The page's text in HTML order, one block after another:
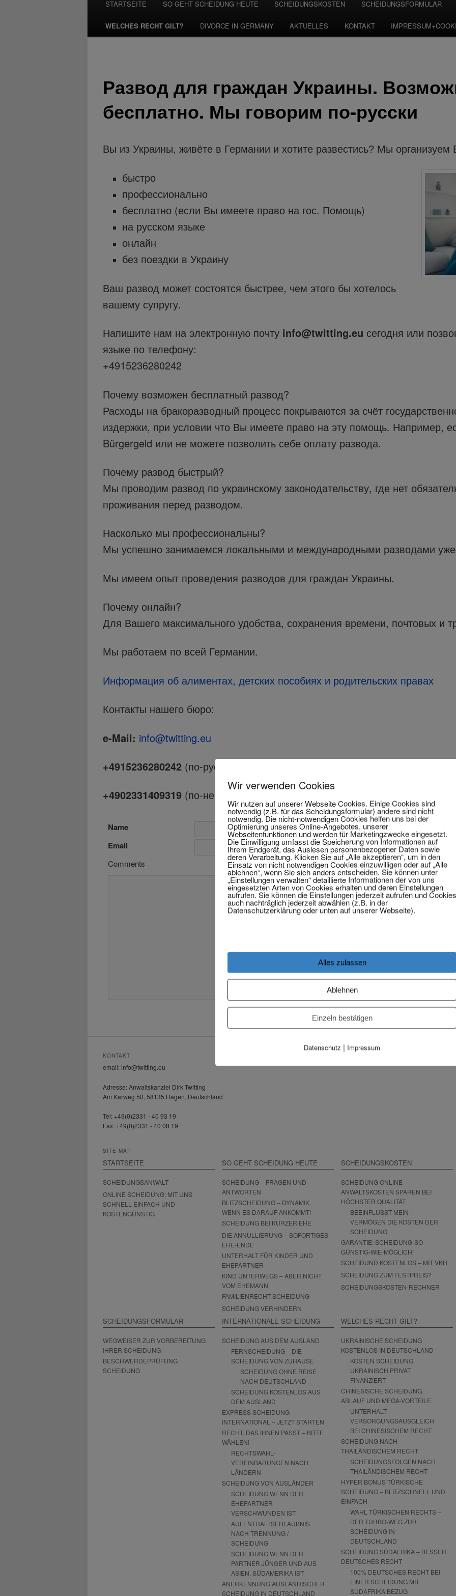
STARTSEITE SO GEHT SCHEIDUNG HEUTE SCHEIDUNGSKOSTEN SCHEIDUNGSFORMULAR
WELCHES RECHT GILT? DIVORCE IN GERMANY AKTUELLES KONTAKT
Развод для граждан Украины.
бесплатно. Мы говорим по-русски
Вы из Украины, живёте в Германии и хотите развестись? Мы
быстро
профессионально
бесплатно (если Вы имеете право на гос. Помощь)
на русском языке
онлайн
без поездки в Украину
Ваш развод может состоятся быстрее, чем этого бы хотелось
вашему супругу.
Напишите нам на электронную почту info@twitting.eu сегодня или
языке по телефону:
+4915236280242
Почему возможен бесплатный развод?
Расходы на бракоразводный процесс покрываются за счёт
издержки, при условии что Вы имеете право на эту помощь. Например,
Bürgergeld или не можете позволить себе оплату развода.
Почему развод быстрый?
Мы проводим развод по украинскому законодательству, где нет
проживания перед разводом.
Насколько мы профессиональны?
Мы успешно занимаемся локальными и международными разводами
Мы имеем опыт проведения разводов для граждан Украины.
Почему онлайн?
Для Вашего максимального удобства, сохранения времени, почтовых и
Мы работаем по всей Германии.
Информация об алиментах, детских пособиях и родительских правах
Контакты нашего бюро:
e-Mail: info@twitting.eu
+4915236280242 (по-русски)
+4902331409319 (по-немецки)
Name
Email
Comments
KONTAKT
email: info@twitting.eu
Adresse: Anwaltskanzlei Dirk Twitting
Am Karweg 50, 58135 Hagen, Deutschland
Tel: +49(0)2331 - 40 93 19
Fax: +49(0)2331 - 40 08 19
SITE MAP
STARTSEITE
SCHEIDUNGSANWALT
ONLINE SCHEIDUNG: MIT UNS
SCHNELL EINFACH UND
KOSTENGÜNSTIG
SO GEHT SCHEIDUNG HEUTE
SCHEIDUNG – FRAGEN UND
ANTWORTEN
BLITZSCHEIDUNG – DYNAMIK,
WENN ES DARAUF ANKOMMT!
SCHEIDUNG BEI KURZER EHE
DIE ANNULLIERUNG – SOFORTIGES
EHE-ENDE
UNTERHALT FÜR KINDER UND
EHEPARTNER
KIND UNTERWEGS – ABER NICHT
VOM EHEMANN
FAMILIENRECHT-SCHEIDUNG
SCHEIDUNG VERHINDERN
SCHEIDUNGSKOSTEN
SCHEIDUNG ONLINE –
ANWALTSKOSTEN SPAREN BEI
HÖCHSTER QUALITÄT
BEEINFLUSST MEIN
VERMÖGEN DIE KOSTEN DER
SCHEIDUNG
GARANTIE: SCHEIDUNG-SO-
GÜNSTIG-WIE-MÖGLICH!
SCHEIDUND KOSTENLOS – MIT VKH
SCHEIDUNG ZUM FESTPREIS?
SCHEIDUNGSKOSTEN-RECHNER
SCHEIDUNGSFORMULAR
WEGWEISER ZUR VORBEREITUNG
IHRER SCHEIDUNG
BESCHWERDEPRÜFUNG
SCHEIDUNG
INTERNATIONALE SCHEIDUNG
SCHEIDUNG AUS DEM AUSLAND
FERNSCHEIDUNG – DIE
SCHEIDUNG VON ZUHAUSE
SCHEIDUNG OHNE REISE
NACH DEUTSCHLAND
SCHEIDUNG KOSTENLOS AUS
DEM AUSLAND
EXPRESS SCHEIDUNG
INTERNATIONAL – JETZT STARTEN
RECHT, DAS IHNEN PASST – BITTE
WÄHLEN!
RECHTSWAHL-
VEREINBARUNGEN NACH
LÄNDERN
SCHEIDUNG VON AUSLÄNDER
SCHEIDUNG WENN DER
EHEPARTNER
VERSCHWUNDEN IST
AUFENTHALTSERLAUBNIS
NACH TRENNUNG /
SCHEIDUNG
SCHEIDUNG WENN DER
PARTNER JÜNGER UND AUS
ASIEN, SÜDAMERIKA IST
ANERKENNUNG AUSLÄNDISCHER
SCHEIDUNG IN DEUTSCHLAND
WELCHES RECHT GILT?
UKRAINISCHE SCHEIDUNG
KOSTENLOS IN DEUTSCHLAND
KOSTEN SCHEIDUNG
UKRAINISCH PRIVAT
FINANZIERT
CHINESISCHE SCHEIDUNG.
ABLAUF UND MEGA-VORTEILE.
UNTERHALT –
VERSORGUNGSAUSGLEICH
BEI CHINESISCHEM RECHT
SCHEIDUNG NACH
THAILÄNDISCHEM RECHT
SCHEIDUNGSFOLGEN NACH
THAILÄNDISCHEM RECHT
HYPER BONUS TÜRKISCHE
SCHEIDUNG – BLITZSCHNELL UND
EINFACH
WAHL TÜRKISCHEN RECHTS –
DER TURBO-WEG ZUR
SCHEIDUNG IN
DEUTSCHLAND
SCHEIDUNG SÜDAFRIKA – BESSER
DEUTSCHES RECHT
100% DEUTSCHES RECHT BEI
EINER SCHEIDUNG MIT
SÜDAFRIKA BEZUG
Wir verwenden Cookies
Wir nutzen auf unserer Webseite Cookies. Einige Cookies sind
notwendig (z.B. für das Scheidungsformular) andere sind nicht
notwendig. Die nicht-notwendigen Cookies helfen uns bei der
Optimierung unseres Online-Angebotes, unserer
Webseitenfunktionen und werden für Marketingzwecke eingesetzt.
Die Einwilligung umfasst die Speicherung von Informationen auf
Ihrem Endgerät, das Auslesen personenbezogener Daten sowie
deren Verarbeitung. Klicken Sie auf „Alle akzeptieren“, um in den
Einsatz von nicht notwendigen Cookies einzuwilligen oder auf „Alle
ablehnen“, wenn Sie sich anders entscheiden. Sie können unter
„Einstellungen verwalten“ detaillierte Informationen der von uns
eingesetzten Arten von Cookies erhalten und deren Einstellungen
aufrufen. Sie können die Einstellungen jederzeit aufrufen und Cookies
auch nachträglich jederzeit abwählen (z.B. in der
Datenschutzerklärung oder unten auf unserer Webseite).
Alles zulassen
Ablehnen
Einzeln bestätigen
Datenschutz | Impressum